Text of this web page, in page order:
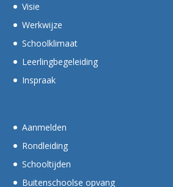
Visie
Werkwijze
Schoolklimaat
Leerlingbegeleiding
Inspraak
Aanmelden
Rondleiding
Schooltijden
Buitenschoolse opvang